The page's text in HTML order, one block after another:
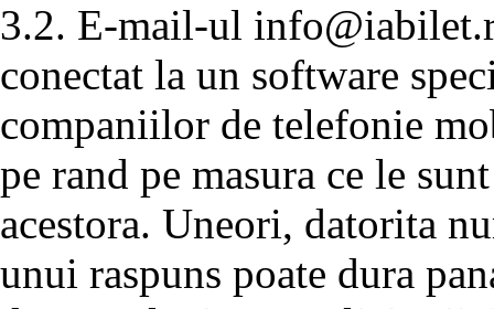
3.2. E-mail-ul
conectat la un software
companiilor de telefonie
pe rand pe masura ce le
acestora. Uneori, datorita
unui raspuns poate dura